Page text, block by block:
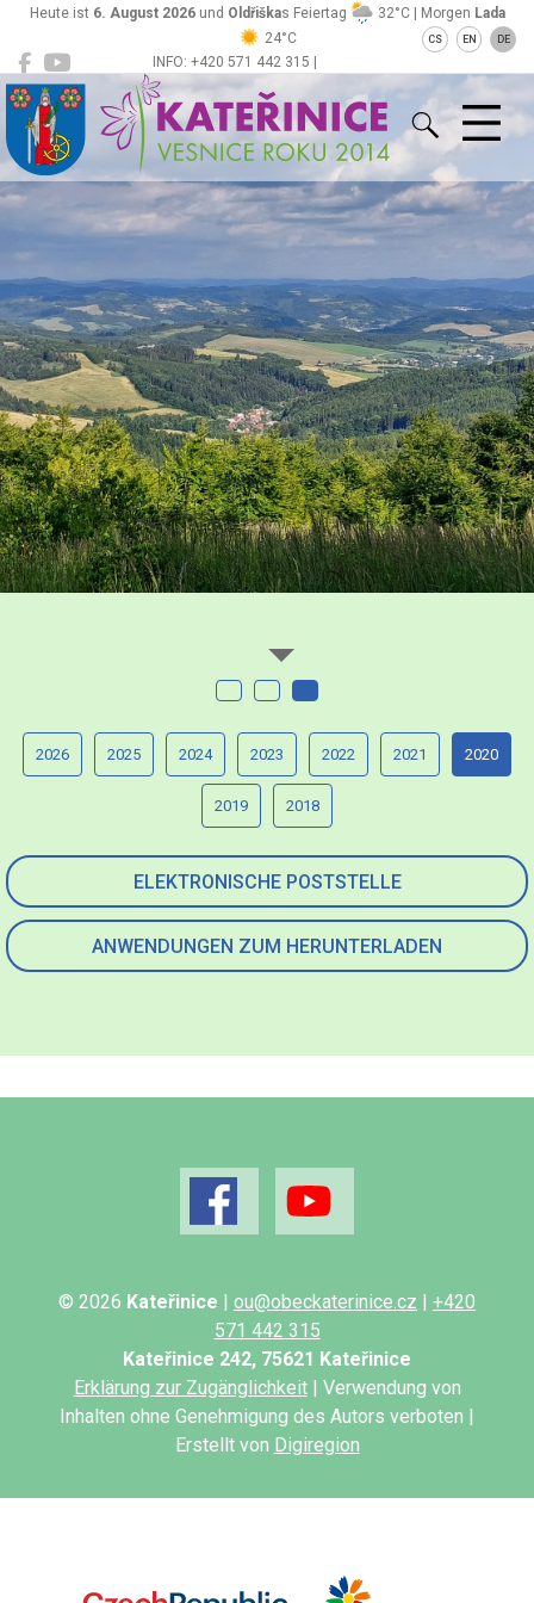
INFO: +420 571 442 315 |
ou@obeckaterinice.cz
Heute ist 6. August 2026und Oldřiškas Feiertag 32°C | Morgen Lada
24°C
CS EN DE
Kateřinice
ELEKTRONISCHE POSTSTELLE
ANWENDUNGEN ZUM HERUNTERLADEN
2026 2025 2024 2023 2022 2021 2020
2019 2018
© 2026 Kateřinice | ou@obeckaterinice.cz | +420
571 442 315
Kateřinice 242, 75621 Kateřinice
Erklärung zur Zugänglichkeit| Verwendung von
Inhalten ohne Genehmigung des Autors verboten |
Erstellt von Digiregion